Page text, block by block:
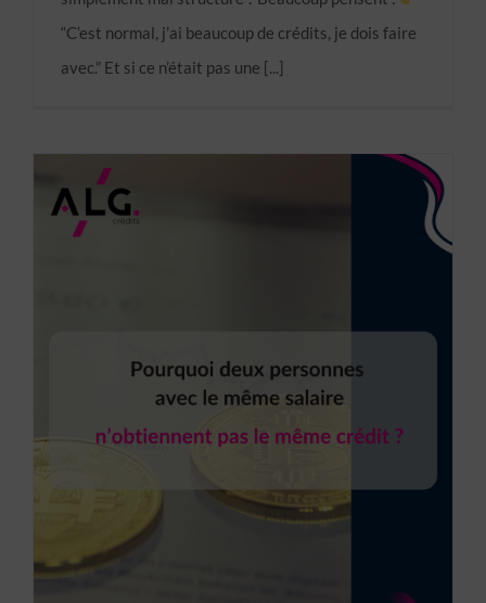
“C’est normal, j’ai beaucoup de crédits, je dois faire
avec.” Et si ce n’était pas une [...]